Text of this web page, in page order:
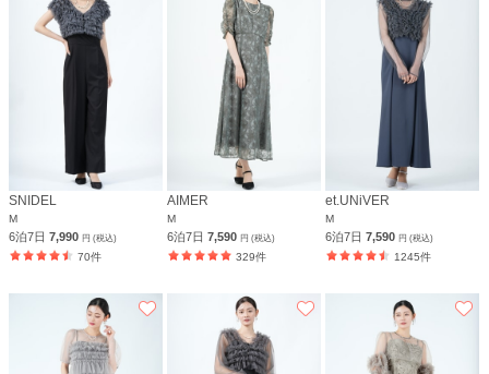
SNIDEL
M
6泊7日 7,990 円 (税込)
70件
AIMER
M
6泊7日7,590円 (税込)
329件
et.UNiVER
M
6泊7日7,590円 (税込)
1245件